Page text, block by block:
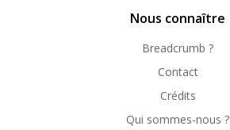
Nous connaître
Breadcrumb ?
Contact
Crédits
Qui sommes-nous ?